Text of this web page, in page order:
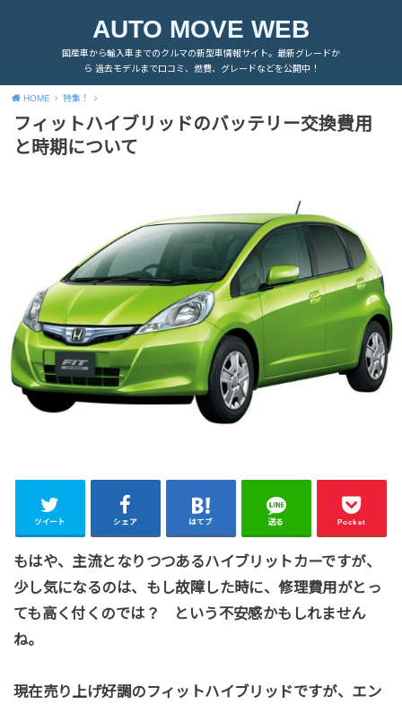
AUTO MOVE WEB
国産車から輸入車までのクルマの新型車情報サイト。最新グレードか
ら 過去モデルまで口コミ、燃費、グレードなどを公開中！
HOME 特集！
フィットハイブリッドのバッテリー交換費用
と時期について
ツイート シェア はてブ 送る Pocket
もはや、主流となりつつあるハイブリットカーですが、
少し気になるのは、もし故障した時に、修理費用がとっ
ても高く付くのでは？ という不安感かもしれません
ね。
現在売り上げ好調のフィットハイブリッドですが、エン